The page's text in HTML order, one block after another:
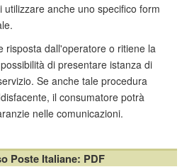
anche uno specifico form
risposta dall'operatore o ritiene la
di presentare istanza di
Se anche tale procedura
il consumatore potrà
nelle comunicazioni.
Poste Italiane: PDF